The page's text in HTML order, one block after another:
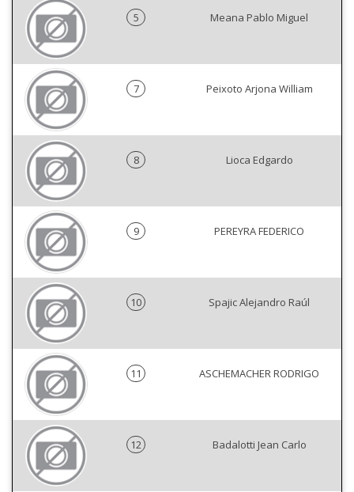
5 Meana Pablo Miguel
7 Peixoto Arjona William
8 Lioca Edgardo
9 PEREYRA FEDERICO
10 Spajic Alejandro Raúl
11 ASCHEMACHER RODRIGO
12 Badalotti Jean Carlo